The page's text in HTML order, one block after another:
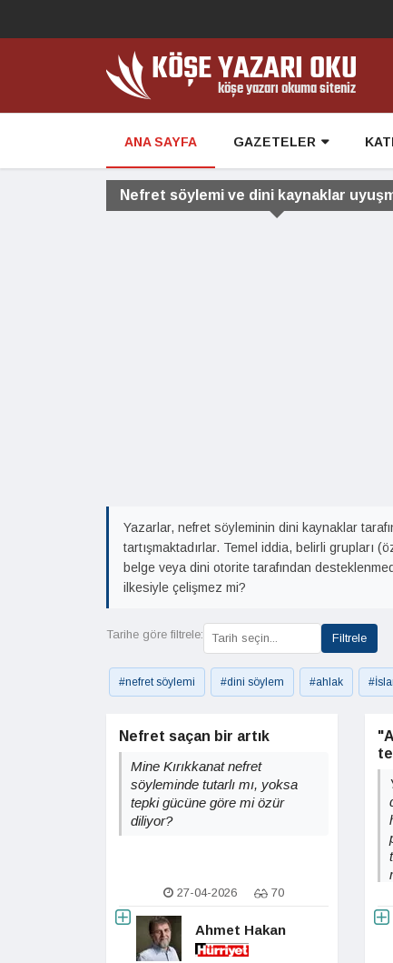
ANA SAYFA GAZETELER
Nefret söylemi ve dini kaynaklar
Yazarlar, nefret söyleminin dini kaynaklar
tartışmaktadırlar. Temel iddia, belirli grupları
belge veya dini otorite tarafından
ilkesiyle çelişmez mi?
Tarihe göre filtrele: Filtrele
#nefret söylemi #dini söylem #ahlak
Nefret saçan bir artık
Mine Kırıkkanat nefret
söyleminde tutarlı mı, yoksa
tepki gücüne göre mi özür
diliyor?
27-04-2026 70
Ahmet Hakan